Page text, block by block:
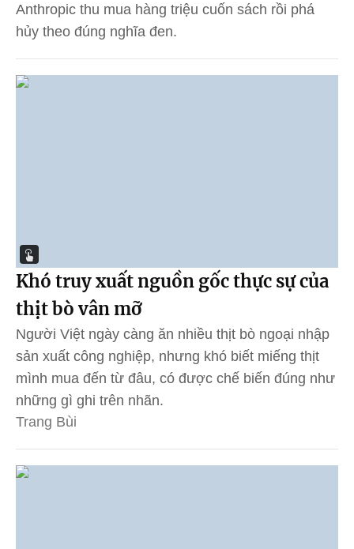
Anthropic thu mua hàng triệu cuốn sách rồi phá
hủy theo đúng nghĩa đen.
Khó truy xuất nguồn gốc thực sự của
thịt bò vân mỡ
Người Việt ngày càng ăn nhiều thịt bò ngoại nhập
sản xuất công nghiệp, nhưng khó biết miếng thịt
mình mua đến từ đâu, có được chế biến đúng như
những gì ghi trên nhãn.
Trang Bùi